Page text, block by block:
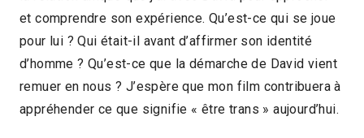
et comprendre son expérience. Qu’est-ce qui se joue
pour lui ? Qui était-il avant d’affirmer son identité
d’homme ? Qu’est-ce que la démarche de David vient
remuer en nous ? J’espère que mon film contribuera à
appréhender ce que signifie « être trans » aujourd’hui.